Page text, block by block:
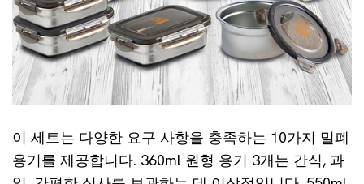
이 세트는 다양한 요구 사항을 충족하는 10가지 밀폐
용기를 제공합니다. 360ml 원형 용기 3개는 간식, 과